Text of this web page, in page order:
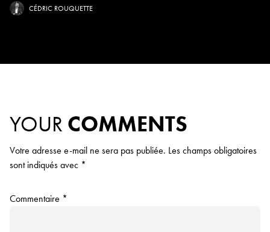
CÉDRIC ROUQUETTE
YOUR COMMENTS
Votre adresse e-mail ne sera pas publiée. Les champs obligatoires
sont indiqués avec *
Commentaire *